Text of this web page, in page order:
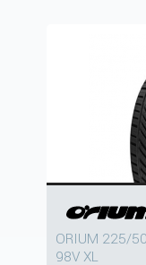
ORIUM 225/
98V XL